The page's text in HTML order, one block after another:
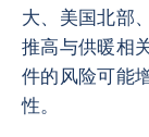
大、美国北部
推高与供暖相
件的风险可能
性。